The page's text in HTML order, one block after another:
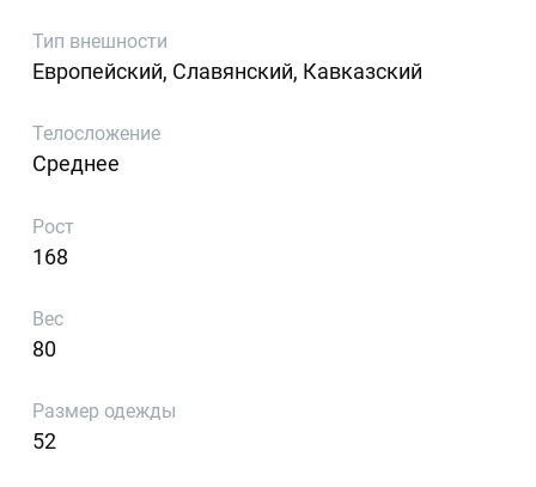
Тип внешности
Европейский, Славянский, Кавказский
Телосложение
Среднее
Рост
168
Вес
80
Размер одежды
52